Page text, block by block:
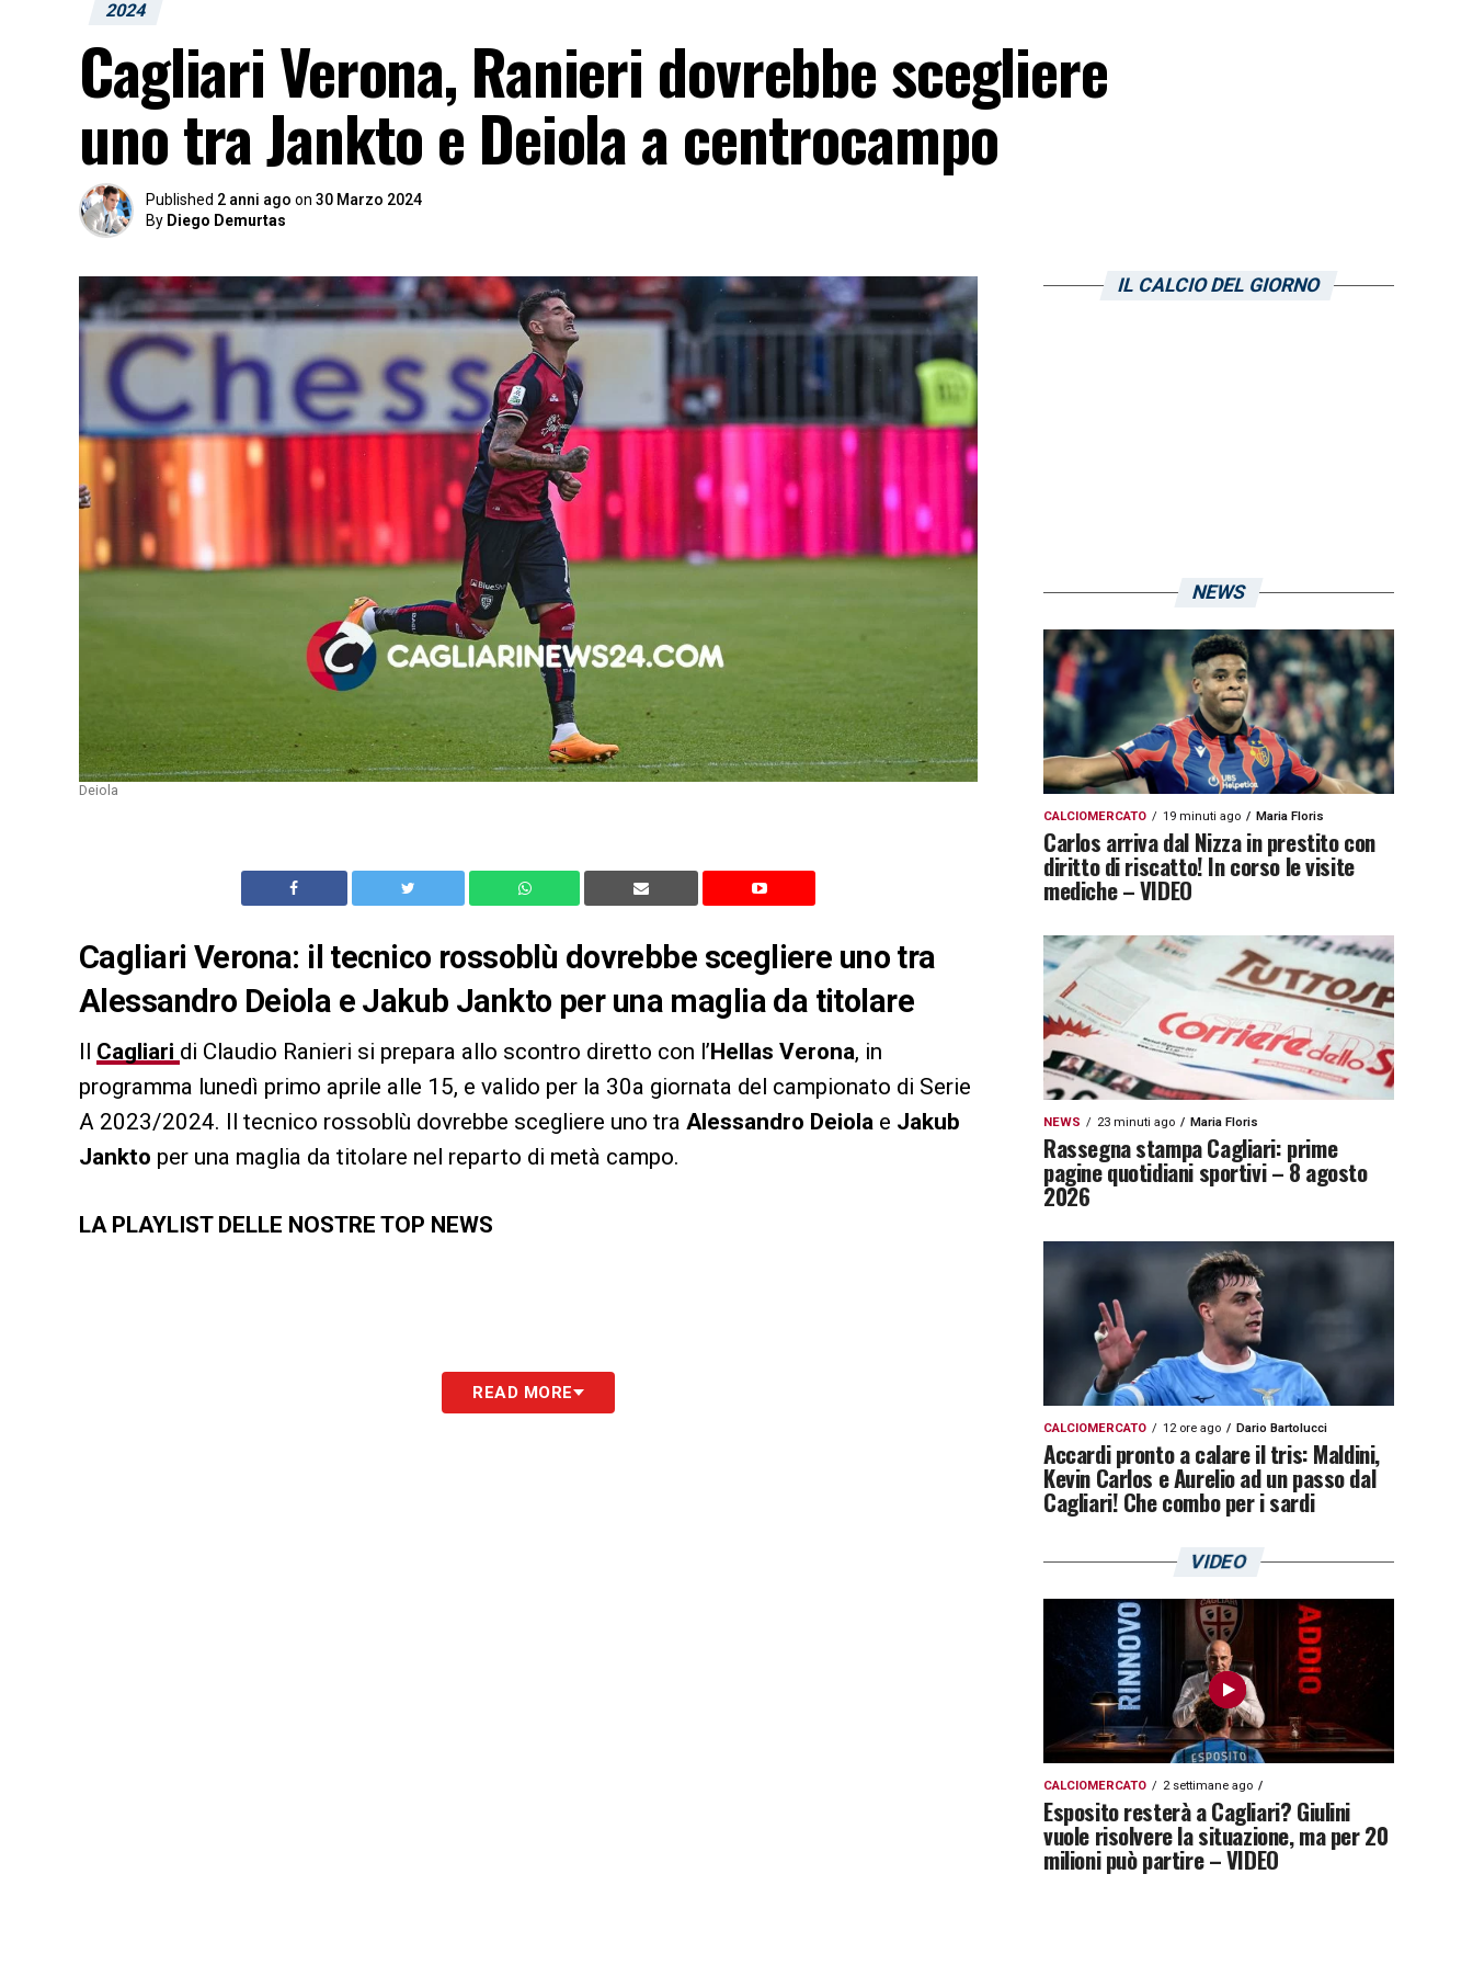
2024
Cagliari Verona, Ranieri dovrebbe scegliere
uno tra Jankto e Deiola a centrocampo
Published 2 anni ago on 30 Marzo 2024
By Diego Demurtas
Deiola
Cagliari Verona: il tecnico rossoblù dovrebbe scegliere uno tra
Alessandro Deiola e Jakub Jankto per una maglia da titolare
Il Cagliari di Claudio Ranieri si prepara allo scontro diretto con l’Hellas Verona, in
programma lunedì primo aprile alle 15, e valido per la 30a giornata del campionato di Serie
A 2023/2024. Il tecnico rossoblù dovrebbe scegliere uno tra Alessandro Deiola e Jakub
Jankto per una maglia da titolare nel reparto di metà campo.
LA PLAYLIST DELLE NOSTRE TOP NEWS
READ MORE
IL CALCIO DEL GIORNO
NEWS
CALCIOMERCATO 19 minuti ago Maria Floris
Carlos arriva dal Nizza in prestito con
diritto di riscatto! In corso le visite
mediche – VIDEO
NEWS 23 minuti ago Maria Floris
Rassegna stampa Cagliari: prime
pagine quotidiani sportivi – 8 agosto
2026
CALCIOMERCATO 12 ore ago Dario Bartolucci
Accardi pronto a calare il tris: Maldini,
Kevin Carlos e Aurelio ad un passo dal
Cagliari! Che combo per i sardi
VIDEO
CALCIOMERCATO 2 settimane ago
Esposito resterà a Cagliari? Giulini
vuole risolvere la situazione, ma per 20
milioni può partire – VIDEO